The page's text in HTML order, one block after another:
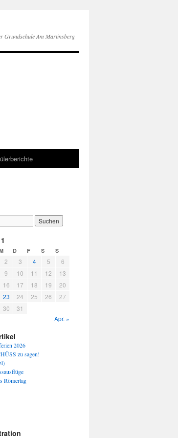
Grundschule Am Martinsberg
D F S S
2 3 4 5
6
9 10 11 12
13
16 17 18 19
20
23 24 25 26
27
30
31
Apr. »
2026
zu sagen!
Römertag